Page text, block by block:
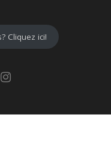
Cliquez ici!